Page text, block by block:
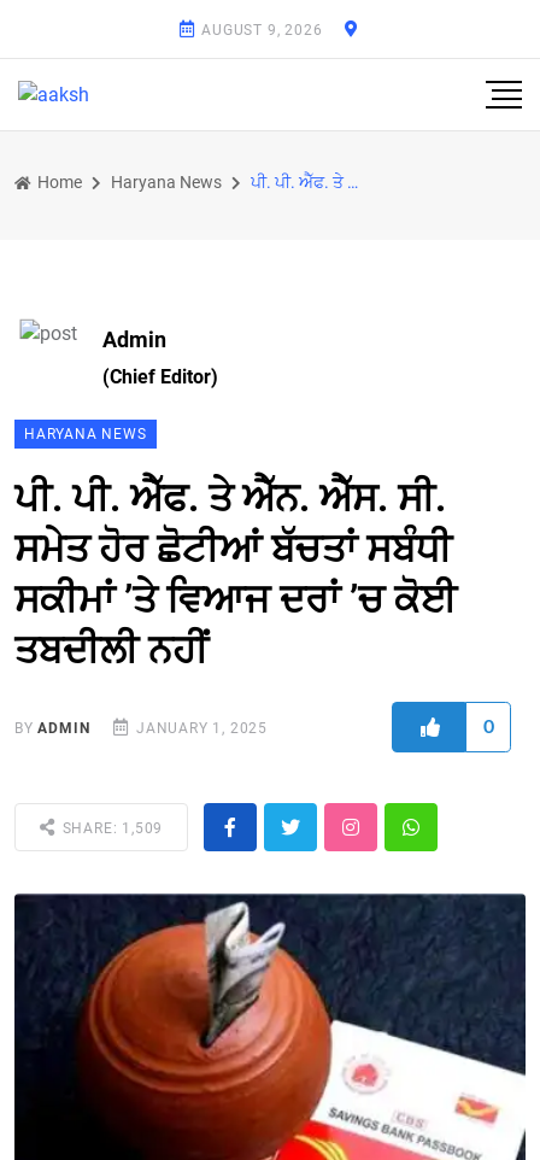
AUGUST 9, 2026
Home Haryana News ਪੀ. ਪੀ. ਐੱਫ. ਤੇ ਐੱਨ. ਐੱਸ. ਸੀ. ਸਮੇਤ ਹੋਰ ਛੋਟੀਆਂ ਬੱਚਤਾਂ ਸਬੰਧੀ ਸਕੀਮਾਂ ’ਤੇ ਵਿਆਜ ਦਰਾਂ ’ਚ ਕੋਈ ਤਬਦੀਲੀ ਨਹੀਂ
Admin
(Chief Editor)
HARYANA NEWS
ਪੀ. ਪੀ. ਐੱਫ. ਤੇ ਐੱਨ. ਐੱਸ. ਸੀ.
ਸਮੇਤ ਹੋਰ ਛੋਟੀਆਂ ਬੱਚਤਾਂ ਸਬੰਧੀ
ਸਕੀਮਾਂ ’ਤੇ ਵਿਆਜ ਦਰਾਂ ’ਚ ਕੋਈ
ਤਬਦੀਲੀ ਨਹੀਂ
BYADMIN JANUARY 1, 2025 0
SHARE: 1,509